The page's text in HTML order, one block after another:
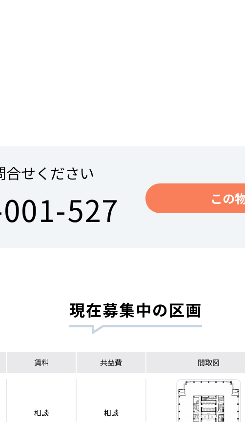
合せください
527 この
現在募集中の区画
賃料 共益費 間取図
相談 相談